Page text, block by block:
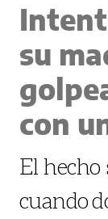
su
con
El hecho
cuando